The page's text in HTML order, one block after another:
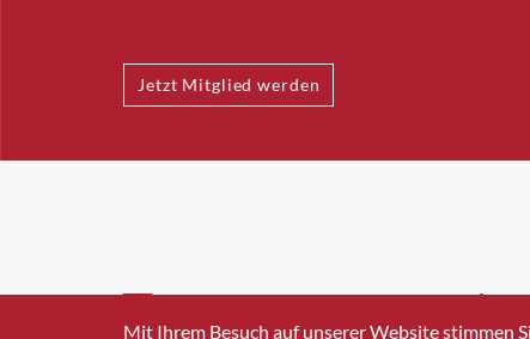
Jetzt Mitglied werden
INFO@SWISSICT.CH +41
Mit Ihrem Besuch auf unserer Website stimmen